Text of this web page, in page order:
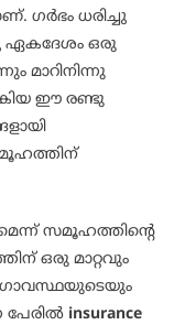
ഗർഭം ധരിച്ചു
ഏകദേശം ഒരു
മാറിനിന്നു
ഈ രണ്ടു
സമൂഹത്തിന്റെ
ഒരു മാറ്റവും
insurance